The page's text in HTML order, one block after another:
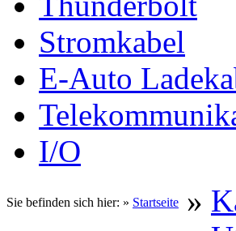
Stromkabel
E-Auto
I/O
Sie befinden sich hier: » Startseite »